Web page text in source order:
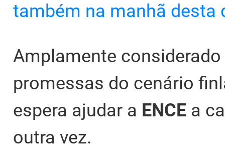
também na manhã desta
Amplamente
promessas do cenário
espera ajudar a ENCE a
outra vez.